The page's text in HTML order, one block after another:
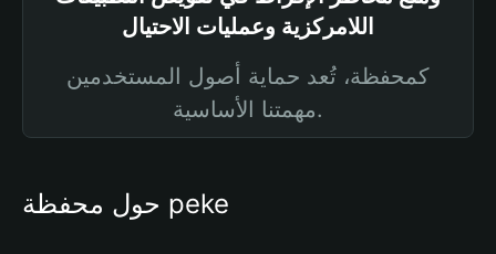
اللامركزية وعمليات الاحتيال
كمحفظة، تُعد حماية أصول المستخدمين
مهمتنا الأساسية.
حول محفظة peke